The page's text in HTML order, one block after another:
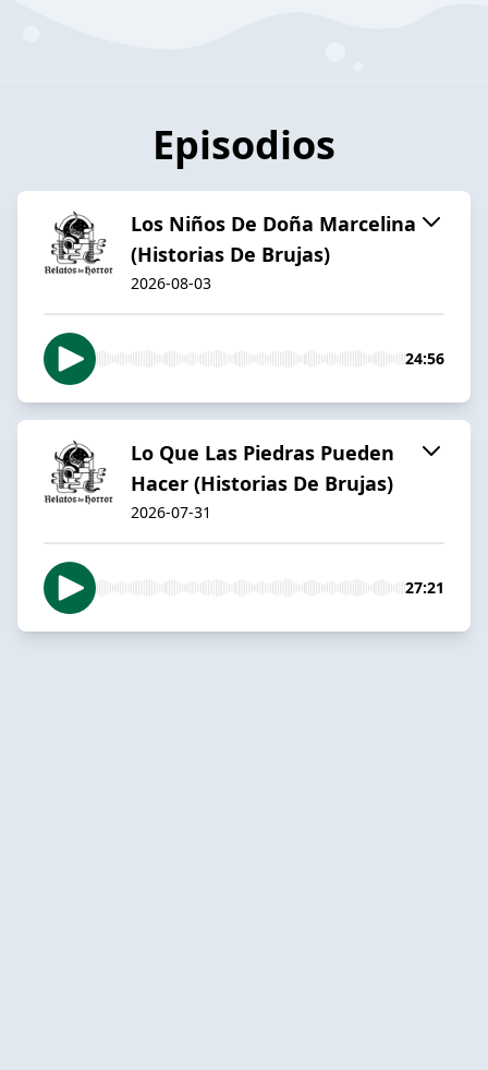
Episodios
Los Niños De Doña Marcelina
(Historias De Brujas)
2026-08-03
24:56
Lo Que Las Piedras Pueden
Hacer (Historias De Brujas)
2026-07-31
27:21